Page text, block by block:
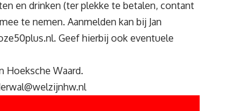
en drinken (ter plekke te betalen, contant
te nemen. Aanmelden kan bij Jan
. Geef hierbij ook eventuele
Hoeksche Waard.